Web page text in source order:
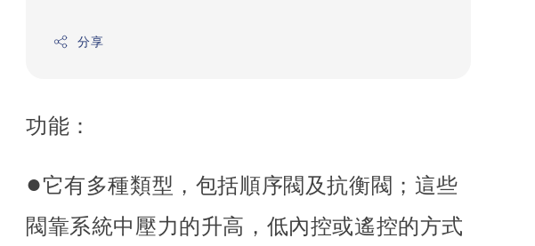
分享
功能：
●它有多種類型，包括順序閥及抗衡閥；這些
閥靠系統中壓力的升高，低內控或遙控的方式